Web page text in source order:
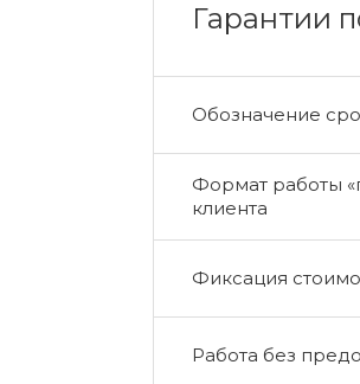
Гарантии
Обозначение
Формат работы
клиента
Фиксация
Работа без